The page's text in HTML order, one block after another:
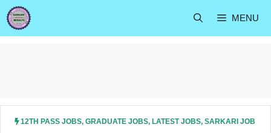
Skip
to
content
MENU
12TH PASS JOBS, GRADUATE JOBS, LATEST JOBS, SARKARI JOB